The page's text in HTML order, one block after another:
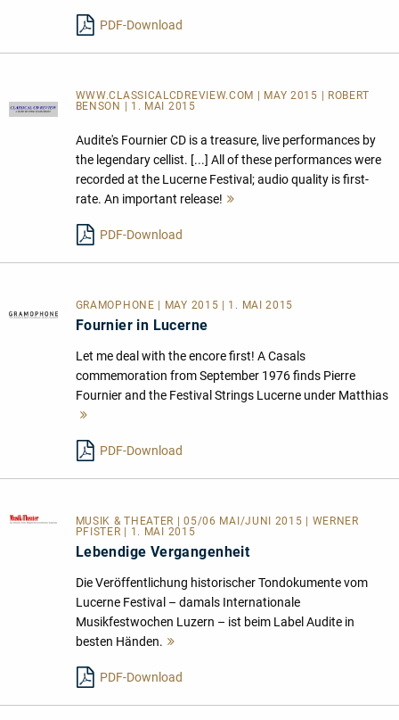
PDF-Download
WWW.CLASSICALCDREVIEW.COM | MAY 2015 | ROBERT
BENSON | 1. MAI 2015
Audite's Fournier CD is a treasure, live performances by
the legendary cellist. [...] All of these performances were
recorded at the Lucerne Festival; audio quality is first-
rate. An important release!
PDF-Download
GRAMOPHONE | MAY 2015 | 1. MAI 2015
Fournier in Lucerne
Let me deal with the encore first! A Casals
commemoration from September 1976 finds Pierre
Fournier and the Festival Strings Lucerne under Matthias
PDF-Download
MUSIK & THEATER
| 05/06 MAI/JUNI 2015 | WERNER
PFISTER | 1. MAI 2015
Lebendige Vergangenheit
Die Veröffentlichung historischer Tondokumente vom
Lucerne Festival – damals Internationale
Musikfestwochen Luzern – ist beim Label Audite in
besten Händen.
PDF-Download